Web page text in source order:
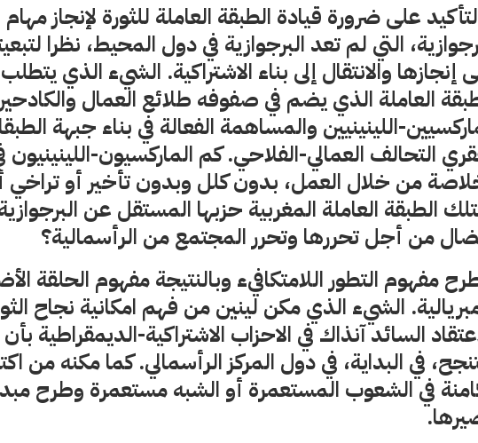
على ضرورة قيادة الطبقة العاملة للثورة لإنجاز مهام
التي لم تعد البرجوازية في دول المحيط، نظرا
إنجازها والانتقال إلى بناء الاشتراكية. الشيء الذي
العاملة الذي يضم في صفوفه طلائع العمال
اللينينيين والمساهمة الفعالة في بناء جبهة
التحالف العمالي-الفلاحي. كم الماركسيون-
من خلال العمل، بدون كلل وبدون تأخير أو
الطبقة العاملة المغربية حزبها المستقل عن
من أجل تحررها وتحرر المجتمع من الرأسمالية؟
مفهوم التطور اللامتكافيء وبالنتيجة مفهوم الحلقة
الشيء الذي مكن لينين من فهم امكانية نجاح
السائد آنذاك في الاحزاب الاشتراكية-الديمقراطية بأن
في البداية، في دول المركز الرأسمالي. كما مكنه من
في الشعوب المستعمرة أو الشبه مستعمرة وطرح